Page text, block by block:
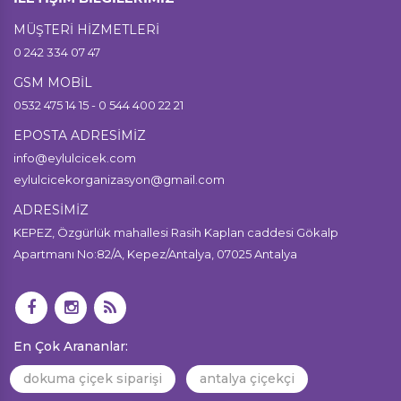
MÜŞTERİ HİZMETLERİ
0 242 334 07 47
GSM MOBİL
0532 475 14 15 - 0 544 400 22 21
EPOSTA ADRESİMİZ
info@eylulcicek.com
eylulcicekorganizasyon@gmail.com
ADRESİMİZ
KEPEZ, Özgürlük mahallesi Rasih Kaplan caddesi Gökalp
Apartmanı No:82/A, Kepez/Antalya, 07025 Antalya
En Çok Arananlar:
dokuma çiçek siparişi
antalya çiçekçi